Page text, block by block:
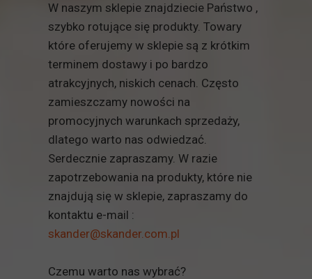
W naszym sklepie znajdziecie Państwo ,
szybko rotujące się produkty. Towary
które oferujemy w sklepie są z krótkim
terminem dostawy i po bardzo
atrakcyjnych, niskich cenach. Często
zamieszczamy nowości na
promocyjnych warunkach sprzedaży,
dlatego warto nas odwiedzać.
Serdecznie zapraszamy. W razie
zapotrzebowania na produkty, które nie
znajdują się w sklepie, zapraszamy do
kontaktu e-mail :
skander@skander.com.pl
Czemu warto nas wybrać?